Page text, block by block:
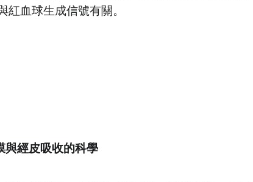
血球生成信號有關。
與經皮吸收的科學